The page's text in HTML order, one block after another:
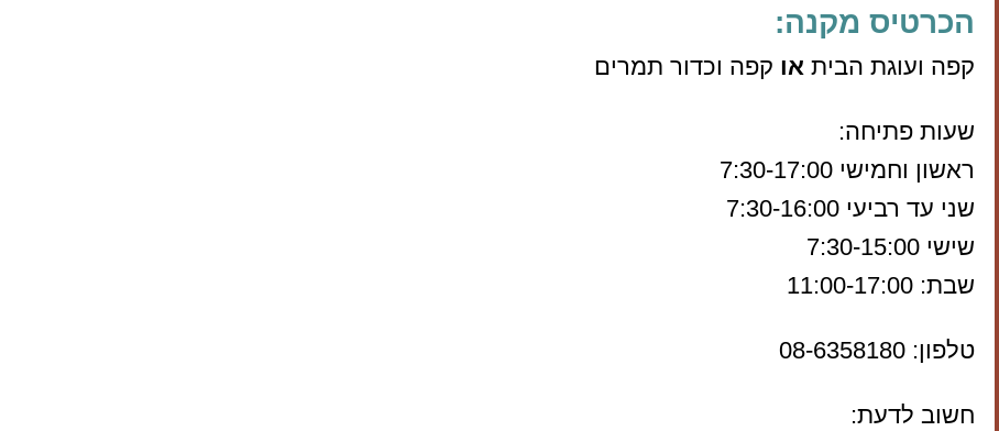
הכרטיס מקנה:
קפה ועוגת הבית או קפה וכדור תמרים
שעות פתיחה:
ראשון וחמישי 7:30-17:00
שני עד רביעי 7:30-16:00
שישי 7:30-15:00
שבת: 11:00-17:00
טלפון: 08-6358180
חשוב לדעת: